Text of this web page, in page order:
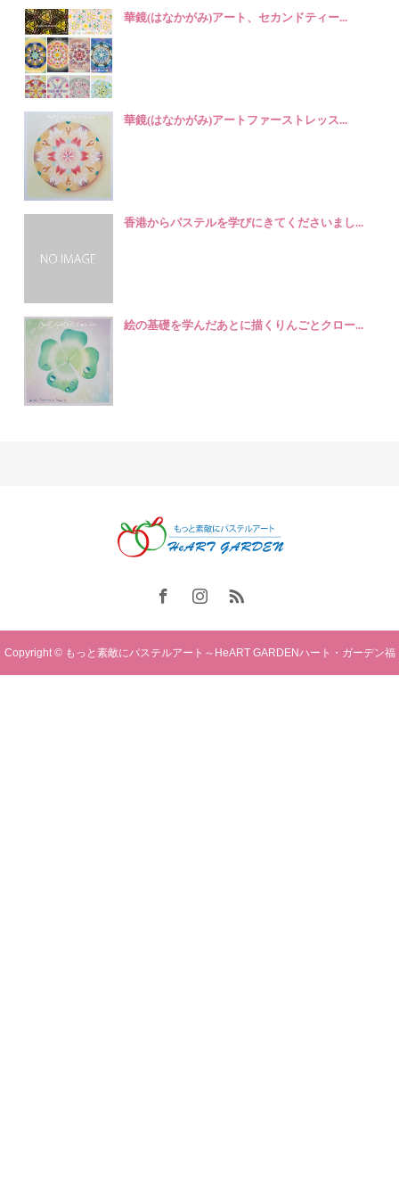
華鏡(はなかがみ)アート、セカンドティー...
華鏡(はなかがみ)アートファーストレッス...
香港からパステルを学びにきてくださいまし...
絵の基礎を学んだあとに描くりんごとクロー...
Copyright © もっと素敵にパステルアート～HeART GARDENハート・ガーデン福